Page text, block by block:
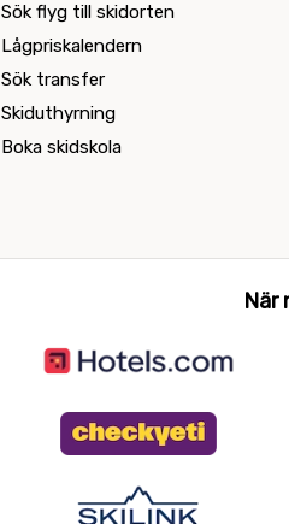
Sök flyg till skidorten
Lågpriskalendern
Sök transfer
Skiduthyrning
Boka skidskola
När